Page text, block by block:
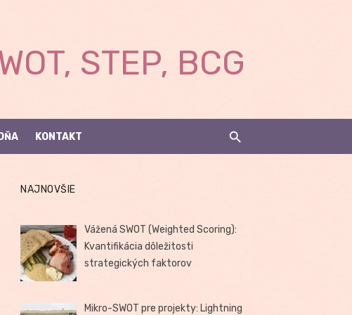
STEP, BCG
KONTAKT
NAJNOVŠIE
Vážená SWOT (Weighted Scoring):
Kvantifikácia dôležitosti
strategických faktorov
Mikro-SWOT pre projekty: Lightning